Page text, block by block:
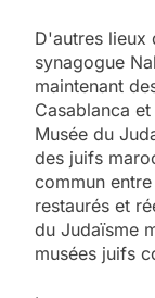
D'autres lieux
synagogue
maintenant
Casablanca
Musée du
des juifs
commun
restaurés et
du Judaïsme
musées juifs